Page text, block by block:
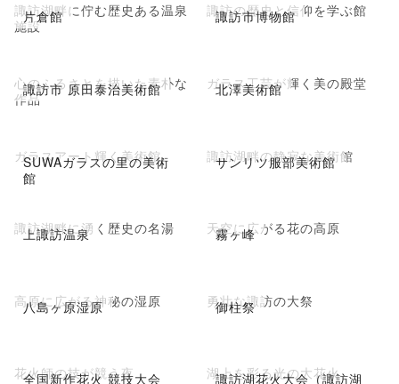
片倉館
諏訪湖畔に佇む歴史ある温泉
施設
諏訪市博物館
諏訪の歴史と信仰を学ぶ館
諏訪市 原田泰治美術館
心のふるさとを描いた素朴な
作品
北澤美術館
ガラス工芸が輝く美の殿堂
SUWAガラスの里の美術
館
ガラスアート輝く美術館 サンリツ服部美術館
諏訪湖畔の静寂な美術館
上諏訪温泉
諏訪湖畔に湧く歴史の名湯 霧ヶ峰
天空に広がる花の高原
八島ヶ原湿原
高原に広がる神秘の湿原 御柱祭
勇壮な諏訪の大祭
全国新作花火 競技大会
花火師の技が競う夜 諏訪湖花火大会（諏訪湖
湖上を彩る光の大花火